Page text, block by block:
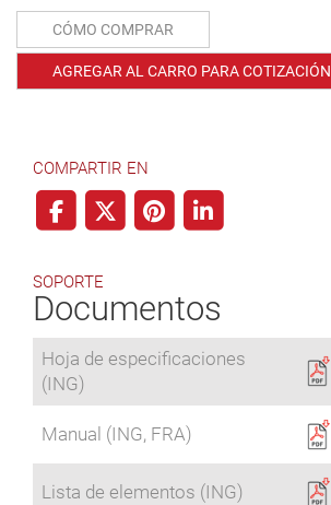
CÓMO COMPRAR
AGREGAR AL CARRO PARA COTIZACIÓN
COMPARTIR EN
SOPORTE
Documentos
Hoja de especificaciones
(ING)
Manual (ING, FRA)
Lista de elementos (ING)